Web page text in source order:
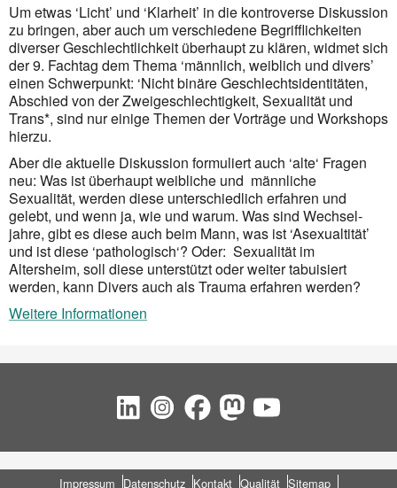
Um etwas ‘Licht’ und ‘Klarheit’ in die kontroverse Diskussion
zu bringen, aber auch um verschiedene Begriff­lichkeiten
diverser Geschlechtlichkeit überhaupt zu klären, widmet sich
der 9. Fachtag dem Thema ‘männlich, weiblich und divers’
einen Schwerpunkt: ‘Nicht binäre Geschlechtsidentitäten,
Abschied von der Zwei­geschlech­tigkeit, Sexualität und
Trans*, sind nur einige Themen der Vorträge und Workshops
hierzu.
Aber die aktuelle Diskussion formuliert auch ‘alte‘ Fragen
neu: Was ist überhaupt weibliche und männliche
Sexualität, werden diese unterschiedlich erfahren und
gelebt, und wenn ja, wie und warum. Was sind Wechsel­
jahre, gibt es diese auch beim Mann, was ist ‘Asexualtität’
und ist diese ‘pathologisch‘? Oder: Sexua­lität im
Altersheim, soll diese unterstützt oder weiter tabuisiert
werden, kann Divers auch als Trauma erfahren werden?
Weitere Informationen
Social Bookmarks
FußbereichImpressum Datenschutz Kontakt Qualität Sitemap